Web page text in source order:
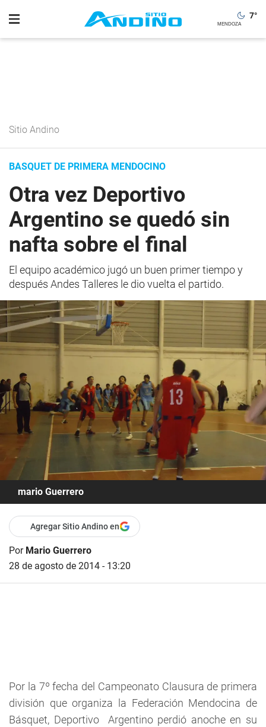
7°
Sitio Andino
BASQUET DE PRIMERA MENDOCINO
Otra vez Deportivo
Argentino se quedó sin
nafta sobre el final
El equipo académico jugó un buen primer tiempo y
después Andes Talleres le dio vuelta el partido.
mario Guerrero
Agregar Sitio Andino en
Por Mario Guerrero
28 de agosto de 2014 - 13:20
Por la 7º fecha del Campeonato Clausura de primera
división que organiza la Federación Mendocina de
Básquet, Deportivo Argentino perdió anoche en su